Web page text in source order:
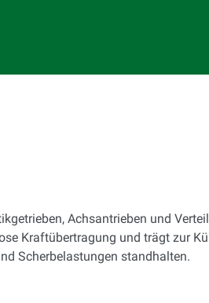
Achsantrieben und
Kraftübertragung und trägt zur
Scherbelastungen standhalten.